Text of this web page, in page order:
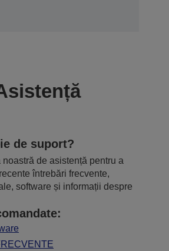
de suport?
de asistență pentru a
întrebări frecvente,
software și informații despre